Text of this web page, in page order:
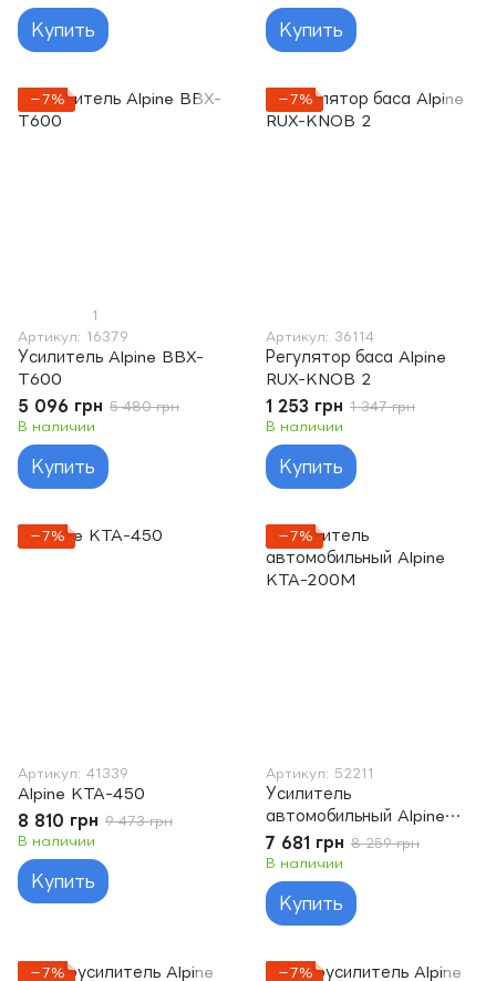
Купить Купить
−7%
1
Артикул: 16379
Усилитель Alpine BBX-
T600
5 096 грн 5 480 грн
В наличии
Купить
−7%
Артикул: 36114
Регулятор баса Alpine
RUX-KNOB 2
1 253 грн 1 347 грн
В наличии
Купить
−7%
Артикул: 41339
Alpine KTA-450
8 810 грн 9 473 грн
В наличии
Купить
−7%
Артикул: 52211
Усилитель
автомобильный Alpine
KTA-200M
7 681 грн 8 259 грн
В наличии
Купить
−7% −7%